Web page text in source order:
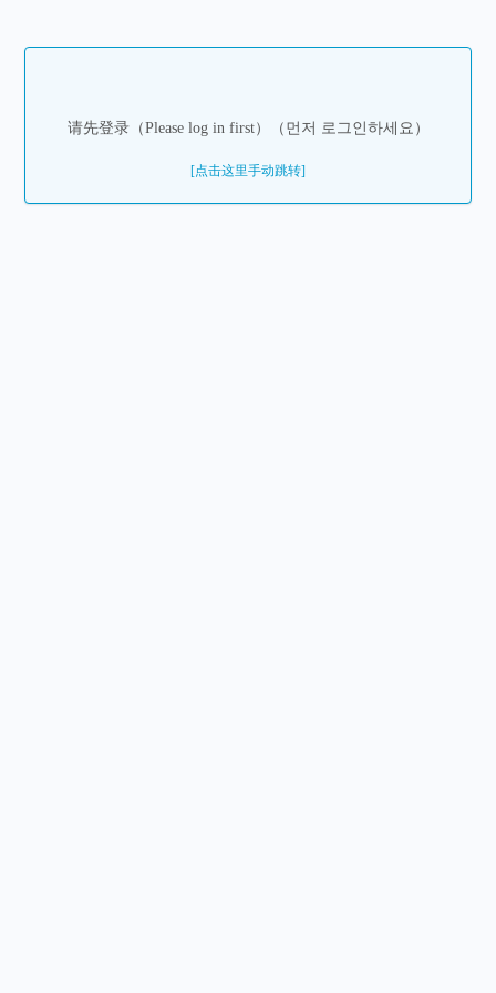
请先登录（Please log in first）（먼저 로그인하세요）
[点击这里手动跳转]